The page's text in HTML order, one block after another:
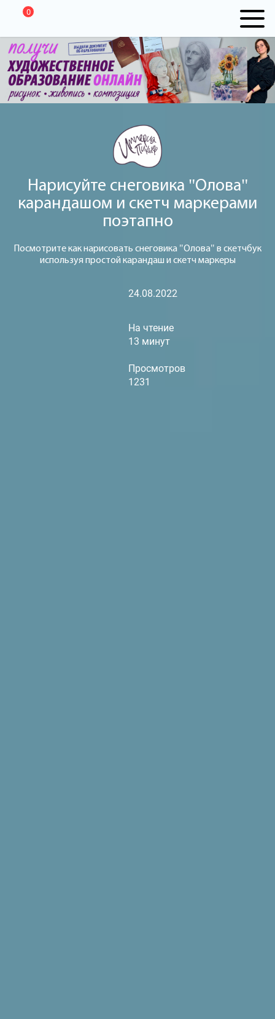
0
Нарисуйте снеговика "Олова"
карандашом и скетч маркерами
поэтапно
Посмотрите как нарисовать снеговика "Олова" в скетчбук
используя простой карандаш и скетч маркеры
24.08.2022
На чтение
13 минут
Просмотров
1231